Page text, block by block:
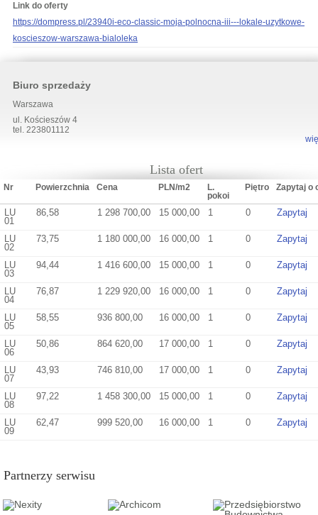
Link do oferty
https://dompress.pl/23940i-eco-classic-moja-polnocna-iii---lokale-uzytkowe-
koscieszow-warszawa-bialoleka
Biuro sprzedaży
Warszawa
ul. Kościeszów 4
tel. 223801112
Lista ofert
Nr Powierzchnia Cena PLN/m2
L.
pokoi
Piętro Zapytaj o
LU
01
86,58 1 298 700,00 15 000,00 1 0 Zapytaj
LU
02
73,75 1 180 000,00 16 000,00 1 0 Zapytaj
LU
03
94,44 1 416 600,00 15 000,00 1 0 Zapytaj
LU
04
76,87 1 229 920,00 16 000,00 1 0 Zapytaj
LU
05
58,55 936 800,00 16 000,00 1 0 Zapytaj
LU
06
50,86 864 620,00 17 000,00 1 0 Zapytaj
LU
07
43,93 746 810,00 17 000,00 1 0 Zapytaj
LU
08
97,22 1 458 300,00 15 000,00 1 0 Zapytaj
LU
09
62,47 999 520,00 16 000,00 1 0 Zapytaj
Partnerzy serwisu